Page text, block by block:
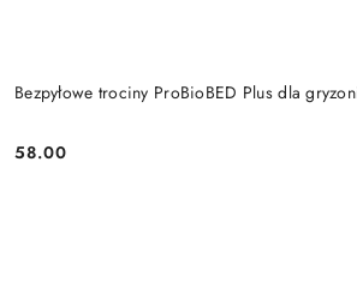
Bezpyłowe trociny ProBioBED Plus dla
Cena:
58.00